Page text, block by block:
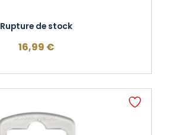
Rupture de stock
16,99 €